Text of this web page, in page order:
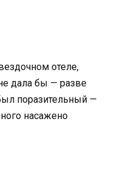
отеле,
дала бы — разве
поразительный —
насажено